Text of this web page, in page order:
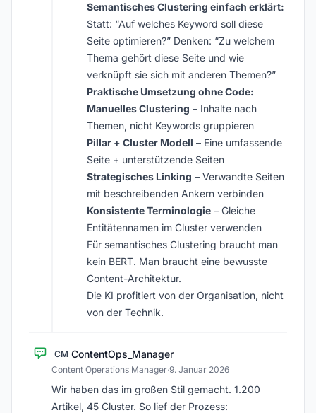
Semantisches Clustering einfach erklärt:
Statt: “Auf welches Keyword soll diese
Seite optimieren?” Denken: “Zu welchem
Thema gehört diese Seite und wie
verknüpft sie sich mit anderen Themen?”
Praktische Umsetzung ohne Code:
Manuelles Clustering – Inhalte nach
Themen, nicht Keywords gruppieren
Pillar + Cluster Modell – Eine umfassende
Seite + unterstützende Seiten
Strategisches Linking – Verwandte Seiten
mit beschreibenden Ankern verbinden
Konsistente Terminologie – Gleiche
Entitätennamen im Cluster verwenden
Für semantisches Clustering braucht man
kein BERT. Man braucht eine bewusste
Content-Architektur.
Die KI profitiert von der Organisation, nicht
von der Technik.
CM ContentOps_Manager
Content Operations Manager·9. Januar 2026
Wir haben das im großen Stil gemacht. 1.200
Artikel, 45 Cluster. So lief der Prozess: